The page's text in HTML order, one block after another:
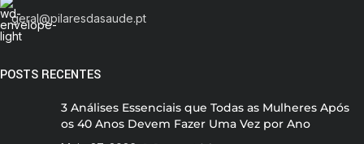
geral@pilaresdasaude.pt
POSTS RECENTES
3 Análises Essenciais que Todas as Mulheres Após
os 40 Anos Devem Fazer Uma Vez por Ano